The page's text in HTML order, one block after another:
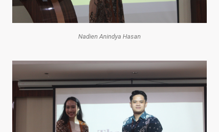
Nadien Anindya Hasan